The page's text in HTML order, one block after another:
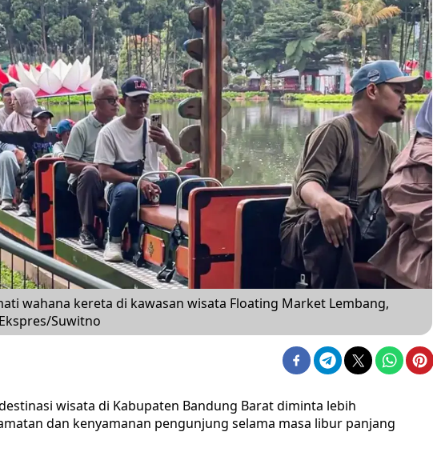
wahana kereta di kawasan wisata Floating Market Lembang,
Suwitno
wisata di Kabupaten Bandung Barat diminta lebih
dan kenyamanan pengunjung selama masa libur panjang